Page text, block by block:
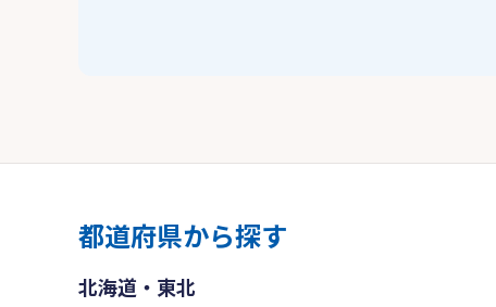
都道府県から探す
北海道・東北